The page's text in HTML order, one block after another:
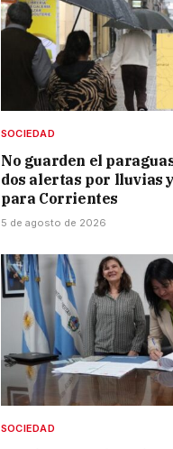
SOCIEDAD
No guarden el
dos alertas por lluvias
para Corrientes
5 de agosto de 2026
SOCIEDAD